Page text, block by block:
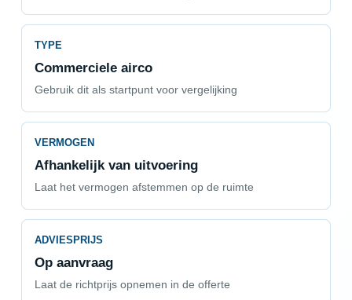
TYPE
Commerciele airco
Gebruik dit als startpunt voor vergelijking
VERMOGEN
Afhankelijk van uitvoering
Laat het vermogen afstemmen op de ruimte
ADVIESPRIJS
Op aanvraag
Laat de richtprijs opnemen in de offerte